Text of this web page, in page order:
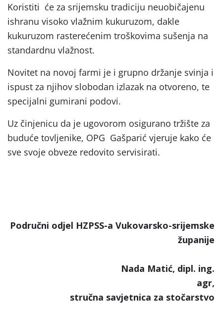
Koristiti će za srijemsku tradiciju neuobičajenu
ishranu visoko vlažnim kukuruzom, dakle
kukuruzom rasterećenim troškovima sušenja na
standardnu vlažnost.
Novitet na novoj farmi je i grupno držanje svinja i
ispust za njihov slobodan izlazak na otvoreno, te
specijalni gumirani podovi.
Uz činjenicu da je ugovorom osigurano tržište za
buduće tovljenike, OPG Gašparić vjeruje kako će
sve svoje obveze redovito servisirati.
Područni odjel HZPSS-a Vukovarsko-srijemske
županije
Nada Matić, dipl. ing.
agr,
stručna savjetnica za stočarstvo